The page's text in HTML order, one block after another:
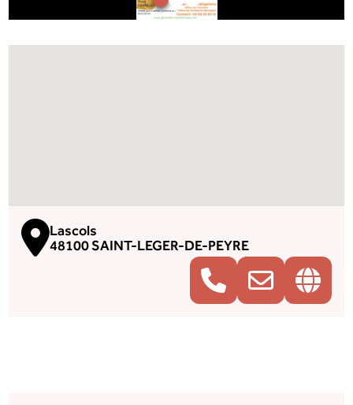
Lascols
48100 SAINT-LEGER-DE-PEYRE